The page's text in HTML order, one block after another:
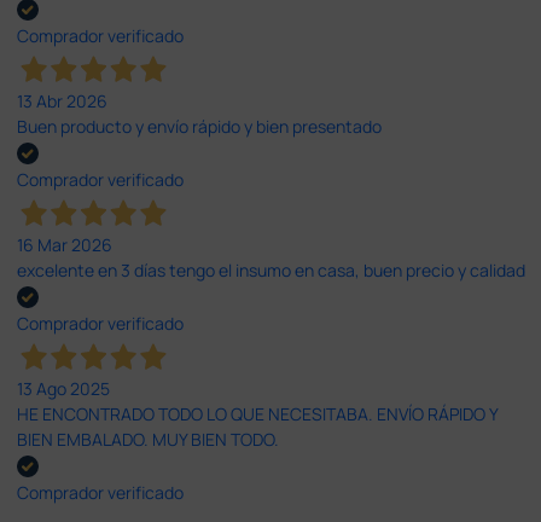
Comprador verificado
13 Abr 2026
Buen producto y envío rápido y bien presentado
Comprador verificado
16 Mar 2026
excelente en 3 días tengo el insumo en casa, buen precio y calidad
Comprador verificado
13 Ago 2025
HE ENCONTRADO TODO LO QUE NECESITABA. ENVÍO RÁPIDO Y
BIEN EMBALADO. MUY BIEN TODO.
Comprador verificado